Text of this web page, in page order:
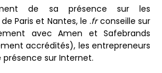
de sa présence sur les
Paris et Nantes,le .frconseille sur
avec Amen et Safebrands
accrédités), les entrepreneurs
sur Internet.